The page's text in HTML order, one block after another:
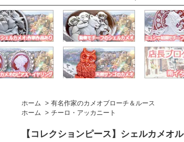
ホーム > 有名作家のカメオブローチ＆ルース
ホーム > チーロ・アッカニート
【コレクションピース】シェルカメオ